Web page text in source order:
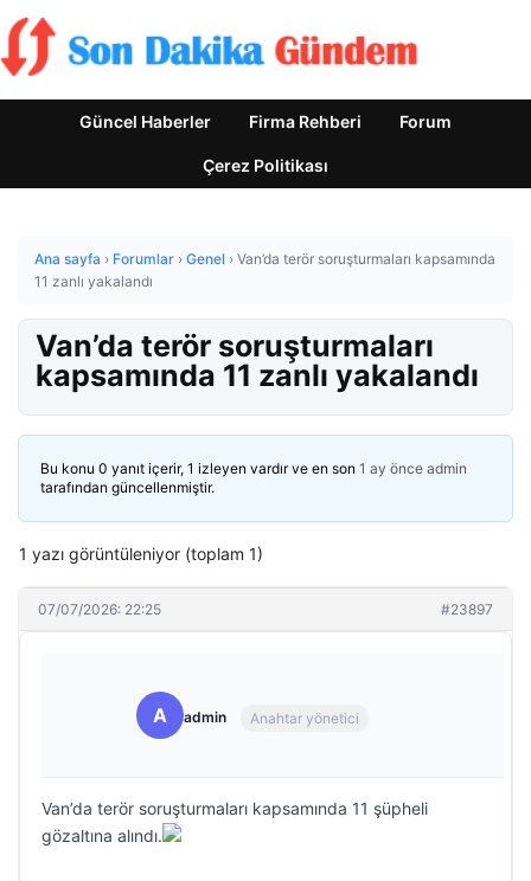
Güncel Haberler Firma Rehberi Forum
Çerez Politikası
Ana sayfa › Forumlar › Genel › Van’da terör soruşturmaları kapsamında
11 zanlı yakalandı
Van’da terör soruşturmaları
kapsamında 11 zanlı yakalandı
Bu konu 0 yanıt içerir, 1 izleyen vardır ve en son 1 ay önce admin
tarafından güncellenmiştir.
1 yazı görüntüleniyor (toplam 1)
07/07/2026: 22:25 #23897
A admin Anahtar yönetici
Van’da terör soruşturmaları kapsamında 11 şüpheli
gözaltına alındı.